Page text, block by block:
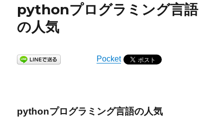
pythonプログラミング言語
の人気
Pocket
pythonプログラミング言語の人気